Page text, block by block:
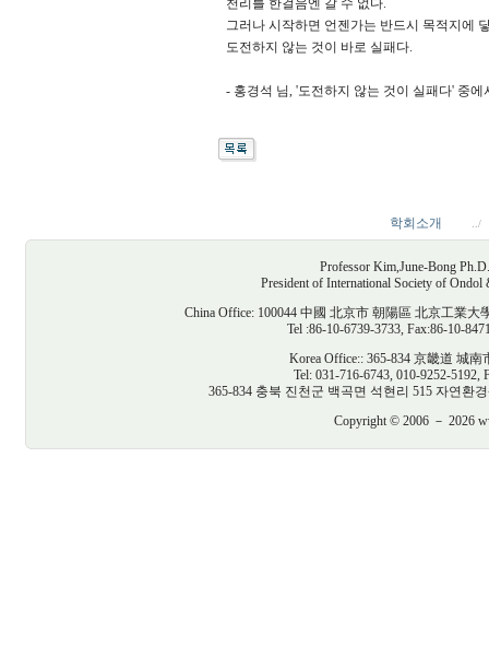
천리를 한걸음엔 갈 수 없다.
그러나 시작하면 언젠가는 반드시 목적지에
도전하지 않는 것이 바로 실패다.
- 홍경석 님, '도전하지 않는 것이 실패다' 중에
학회소개 ../
Professor Kim,June-Bong
President of International Society of Ondol
China Office: 100044 中國 北京市 朝陽區 北京工業
Tel :86-10-6739-3733, Fax:86-10-
Korea Office:: 365-834 京畿道 城
Tel: 031-716-6743, 010-9252-5192,
365-834 충북 진천군 백곡면 석현리 515 자연환경
Copyright © 2006 － 2026